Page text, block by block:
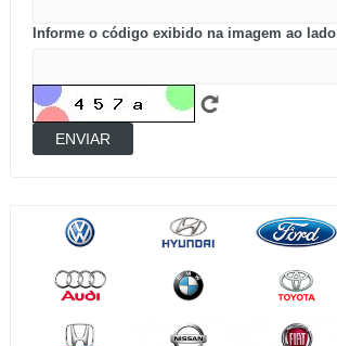
Informe o código exibido na imagem ao lado
ENVIAR